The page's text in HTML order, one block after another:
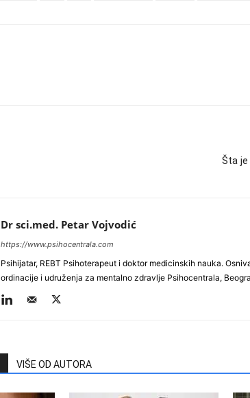
Šta
Dr sci.med. Petar Vojvodić
https://www.psihocentrala.com
Psihijatar, REBT Psihoterapeut i doktor medicinskih nauka.
ordinacije i udruženja za mentalno zdravlje Psihocentrala,
VIŠE OD AUTORA